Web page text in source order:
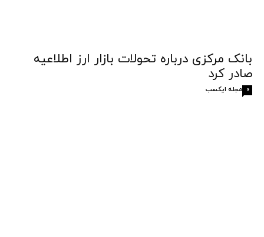
بانک مرکزی درباره تحولات بازار ارز اطلاعیه
صادر کرد
مجله ایکسب 0